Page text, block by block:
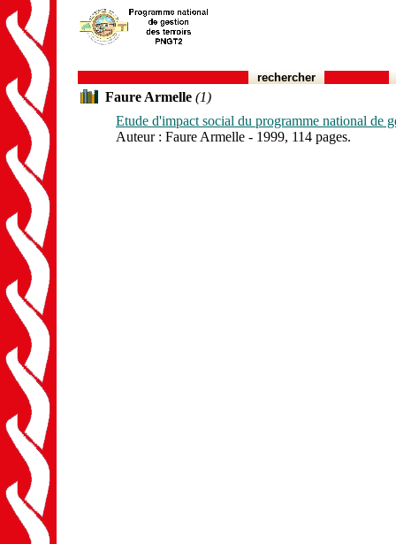
rechercher
Faure Armelle (1)
Etude d'impact social du programme national de
Auteur : Faure Armelle - 1999, 114 pages.